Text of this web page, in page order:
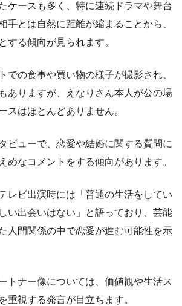
ケースも多く、特に連続ドラマや舞台
手とは自然に距離が縮まることから、
する傾向が見られます。
での食事や買い物の様子が撮影され、
ありますが、えなりさん本人が公の場
スはほとんどありません。
ビューで、恋愛や結婚に関する質問に
めなコメントをする傾向があります。
レビ出演時には「普通の生活をしてい
い出会いはない」と語っており、芸能
人間関係の中で恋愛が進む可能性を示
トナー像については、価値観や生活ス
重視する発言が目立ちます。